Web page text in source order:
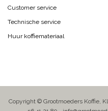
Customer service
Technische service
Huur koffiemateriaal
Copyright © Grootmoeders Koffie,